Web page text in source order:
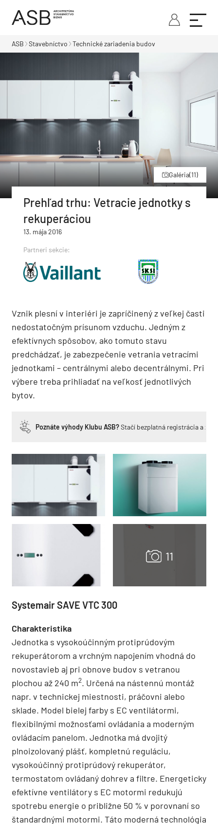
ASB Stavebníctvo Technické zariadenia budov
Galéria(11)
Prehľad trhu: Vetracie jednotky s
rekuperáciou
13. mája 2016
Partneri sekcie:
Vznik plesní v interiéri je zapríčinený z veľkej časti
nedostatočným prísunom vzduchu. Jedným z
efektívnych spôsobov, ako tomuto stavu
predchádzať, je zabezpečenie vetrania vetracími
jednotkami – centrálnymi alebo decentrálnymi. Pri
výbere treba prihliadať na veľkosť jednotlivých
bytov.
Poznáte výhody Klubu ASB?Stačí bezplatná registrácia a
Systemair SAVE VTC 300
Charakteristika
Jednotka s vysokoúčinným protiprúdovým
rekuperátorom a vrchným napojením vhodná do
novostavieb aj pri obnove budov s vetranou
plochou až 240 m2. Určená na nástennú montáž
napr. v technickej miestnosti, práčovni alebo
sklade. Model bielej farby s EC ventilátormi,
flexibilnými možnosťami ovládania a moderným
ovládacím panelom. Jednotka má dvojitý
plnoizolovaný plášť, kompletnú reguláciu,
vysokoúčinný protiprúdový rekuperátor,
termostatom ovládaný dohrev a filtre. Energeticky
efektívne ventilátory s EC motormi redukujú
spotrebu energie o približne 50 % v porovnaní so
štandardnými motormi. Táto moderná technológia